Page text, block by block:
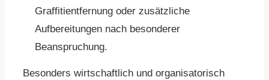
Graffitientfernung oder zusätzliche
Aufbereitungen nach besonderer
Beanspruchung.
Besonders wirtschaftlich und organisatorisch